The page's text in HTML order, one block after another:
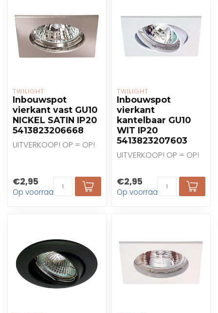
TWILIGHT
Inbouwspot
vierkant vast GU10
NICKEL SATIN IP20
5413823206668
UITVERKOOP! OP = OP!
€2,95
Op voorraad
TWILIGHT
Inbouwspot
vierkant
kantelbaar GU10
WIT IP20
5413823207603
UITVERKOOP! OP = OP!
€2,95
Op voorraad